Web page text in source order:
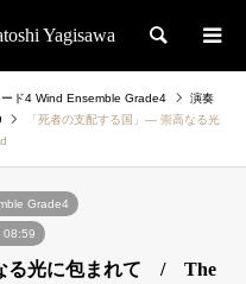
Yagisawa 検索
ド4 Wind Ensemble Grade4
演奏
「死者の支配する国」― 崇高なる光
Grade4
08:59
る光に包まれて / The